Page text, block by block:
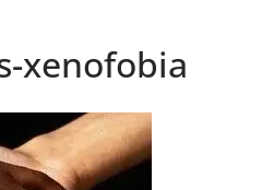
xenofobia